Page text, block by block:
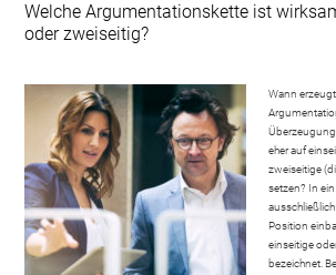
Welche Argumentationskette ist
oder zweiseitig?
Wann
eher auf
zweiseitige
setzen? In
Position
einseitige
bezeichnet.